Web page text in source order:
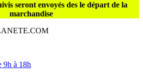
seront envoyés des le départ de la
marchandise
9h à 18h